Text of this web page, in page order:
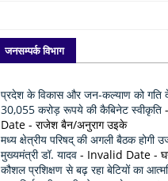
जनसम्पर्क विभाग
प्रदेश के विकास और जन-कल्याण को गति
30,055 करोड़ रूपये की कैबिनेट स्वीकृति
Date - राजेश बैन/अनुराग उइके
मध्य क्षेत्रीय परिषद् की अगली बैठक होगी
मुख्यमंत्री डॉ. यादव - Invalid Date -
कौशल प्रशिक्षण से बढ़ रहा बेटियों का